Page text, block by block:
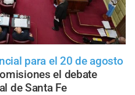
para el 20 de agosto
el debate
de Santa Fe